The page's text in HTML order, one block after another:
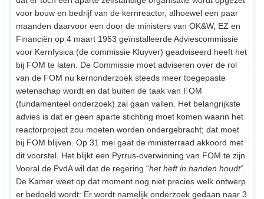
voor bouw en bedrijf van de kernreactor, alhoewel een paar
maanden daarvoor een door de ministers van OK&W, EZ en
Financiën op 4 maart 1953 geïnstalleerde Adviescommissie
voor Kernfysica (de commissie Kluyver) geadviseerd heeft het
bij FOM te laten. De Commissie moet adviseren over de rol
van de FOM nu kernonderzoek steeds meer toegepaste
wetenschap wordt en dat buiten de taak van FOM
(fundamenteel onderzoek) zal gaan vallen. Het belangrijkste
advies is dat er geen aparte stichting moet komen waarin het
reactorproject zou moeten worden ondergebracht; dat moet
bij FOM blijven. Op 31 mei gaat de ministerraad akkoord met
dit voorstel. Het blijkt een Pyrrus-overwinning van FOM te zijn.
Vooral de PvdA wil dat de regering “het heft in handen houdt“.
De Kamer weet op dat moment nog niet precies welk ontwerp
er bedoeld wordt: Er wordt namelijk onderzoek gedaan naar 3